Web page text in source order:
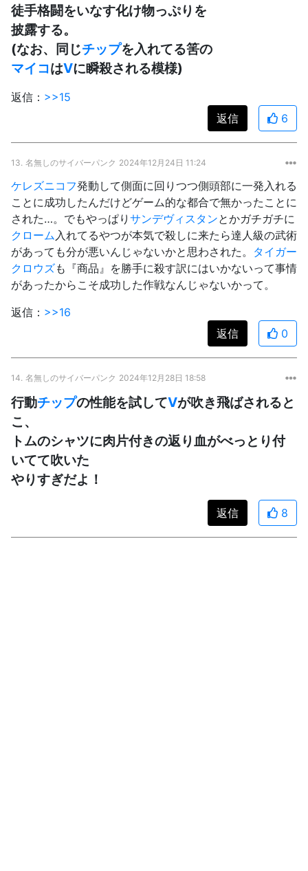
徒手格闘をいなす化け物っぷりを
披露する。
(なお、同じチップを入れてる筈の
マイコはVに瞬殺される模様)
返信： >>15
返信
6
13. 名無しのサイバーパンク 2024年12月24日 11:24
ケレズニコフ発動して側面に回りつつ側頭部に一発入れる
ことに成功したんだけどゲーム的な都合で無かったことに
された…。でもやっぱり サンデヴィスタンとかガチガチに
クローム 入れてるやつが本気で殺しに来たら達人級の武術
があっても分が悪いんじゃないかと思わされた。 タイガー
クロウズも『商品』を勝手に殺す訳にはいかないって事情
があったからこそ成功した作戦なんじゃないかって。
返信： >>16
返信
0
14. 名無しのサイバーパンク 2024年12月28日 18:58
行動チップの性能を試してVが吹き飛ばされると
こ、
トムのシャツに肉片付きの返り血がべっとり付
いてて吹いた
やりすぎだよ！
返信 8